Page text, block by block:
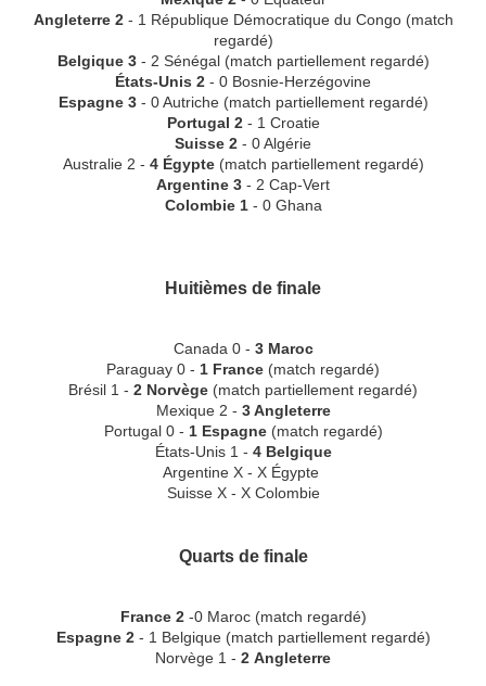
Angleterre 2- 1 République Démocratique du Congo (match
regardé)
Belgique 3- 2 Sénégal (match partiellement regardé)
États-Unis 2 - 0 Bosnie-Herzégovine
Espagne 3- 0 Autriche (match partiellement regardé)
Portugal 2- 1 Croatie
Suisse 2 - 0 Algérie
Australie 2 - 4 Égypte (match partiellement regardé)
Argentine 3 - 2 Cap-Vert
Colombie 1 - 0 Ghana
Huitièmes de finale
Canada 0 - 3 Maroc
Paraguay 0 - 1 France (match regardé)
Brésil 1 - 2 Norvège (match partiellement regardé)
Mexique 2 - 3 Angleterre
Portugal 0 - 1 Espagne(match regardé)
États-Unis 1 - 4 Belgique
Argentine X - X Égypte
Suisse X - X Colombie
Quarts de finale
France 2-0 Maroc (match regardé)
Espagne 2- 1 Belgique (match partiellement regardé)
Norvège 1 - 2 Angleterre